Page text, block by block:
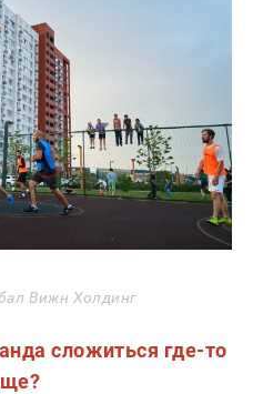
Вижн Холдинг
сложиться где-то